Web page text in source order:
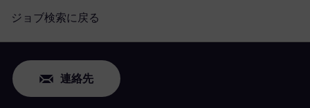
ジョブ検索に戻る
連絡先